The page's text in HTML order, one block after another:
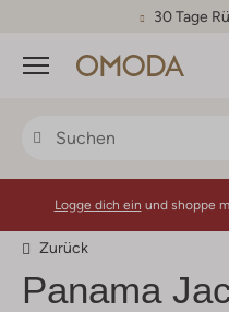
30 Tage
Menü
Logge dich ein und shoppe
Zurück
Panama